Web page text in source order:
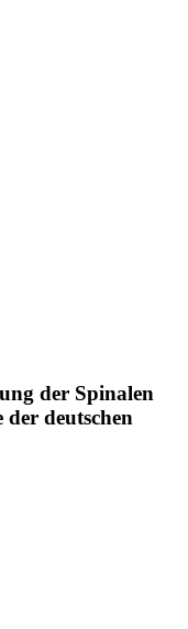
der Spinalen
deutschen